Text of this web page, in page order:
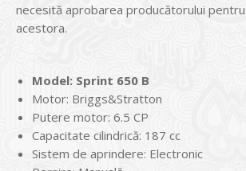
necesită aprobarea producătorului
acestora.
Model: Sprint 650 B
Motor: Briggs&Stratton
Putere motor: 6.5 CP
Capacitate cilindrică: 187 cc
Sistem de aprindere: Electronic